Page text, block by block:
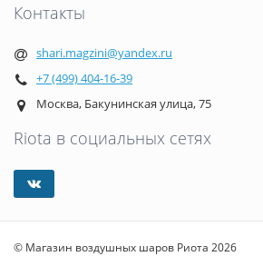
Контакты
shari.magzini@yandex.ru
+7 (499) 404-16-39
Москва, Бакунинская улица, 75
Riota в социальных сетях
© Магазин воздушных шаров Риота 2026